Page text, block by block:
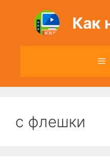
содержимому
Как
c флешки